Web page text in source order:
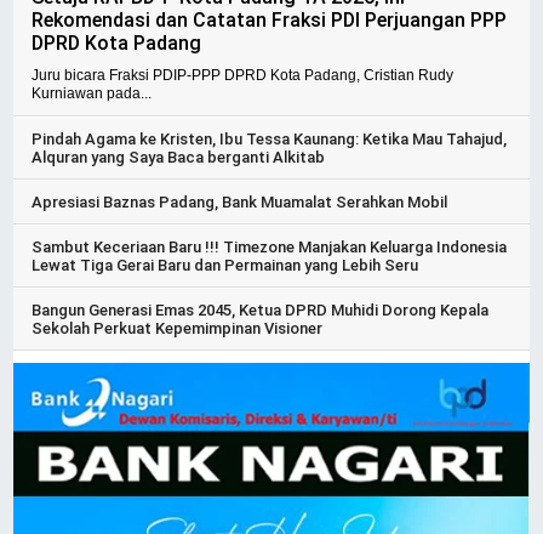
Rekomendasi dan Catatan Fraksi PDI Perjuangan PPP
DPRD Kota Padang
Juru bicara Fraksi PDIP-PPP DPRD Kota Padang, Cristian Rudy
Kurniawan pada...
Pindah Agama ke Kristen, Ibu Tessa Kaunang: Ketika Mau Tahajud,
Alquran yang Saya Baca berganti Alkitab
Apresiasi Baznas Padang, Bank Muamalat Serahkan Mobil
Sambut Keceriaan Baru !!! Timezone Manjakan Keluarga Indonesia
Lewat Tiga Gerai Baru dan Permainan yang Lebih Seru
Bangun Generasi Emas 2045, Ketua DPRD Muhidi Dorong Kepala
Sekolah Perkuat Kepemimpinan Visioner